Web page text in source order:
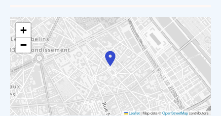
+
−
Leaflet|Map data ©OpenStreetMapcontributors